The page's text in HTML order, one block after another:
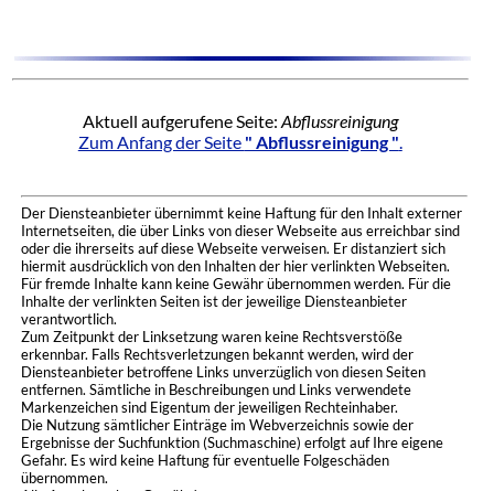
Aktuell aufgerufene Seite: Abflussreinigung
Zum Anfang der Seite " Abflussreinigung "
Der Diensteanbieter übernimmt keine Haftung für den Inhalt externer
Internetseiten, die über Links von dieser Webseite aus erreichbar sind
oder die ihrerseits auf diese Webseite verweisen. Er distanziert sich
hiermit ausdrücklich von den Inhalten der hier verlinkten Webseiten.
Für fremde Inhalte kann keine Gewähr übernommen werden. Für die
Inhalte der verlinkten Seiten ist der jeweilige Diensteanbieter
verantwortlich.
Zum Zeitpunkt der Linksetzung waren keine Rechtsverstöße
erkennbar. Falls Rechtsverletzungen bekannt werden, wird der
Diensteanbieter betroffene Links unverzüglich von diesen Seiten
entfernen. Sämtliche in Beschreibungen und Links verwendete
Markenzeichen sind Eigentum der jeweiligen Rechteinhaber.
Die Nutzung sämtlicher Einträge im Webverzeichnis sowie der
Ergebnisse der Suchfunktion (Suchmaschine) erfolgt auf Ihre eigene
Gefahr. Es wird keine Haftung für eventuelle Folgeschäden
übernommen.